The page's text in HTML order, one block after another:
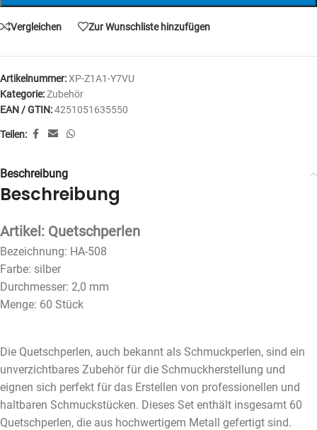
Vergleichen Zur Wunschliste hinzufügen
Artikelnummer:XP-Z1A1-Y7VU
Kategorie:Zubehör
EAN / GTIN:4251051635550
Teilen:
Beschreibung
Beschreibung
Artikel: Quetschperlen
Bezeichnung: HA-508
Farbe: silber
Durchmesser: 2,0 mm
Menge: 60 Stück
Die Quetschperlen, auch bekannt als Schmuckperlen, sind ein
unverzichtbares Zubehör für die Schmuckherstellung und
eignen sich perfekt für das Erstellen von professionellen und
haltbaren Schmuckstücken. Dieses Set enthält insgesamt 60
Quetschperlen, die aus hochwertigem Metall gefertigt sind.